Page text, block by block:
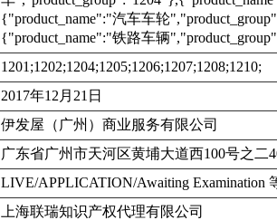
{"product_name":"汽车车轮
{"product_name":"铁路车辆
1201;1202;1204;1205;1206;1207;1208;1210;
2017年12月21日
伊发屋（广州）商业服务有限公司
广东省广州市天河区黄埔大道西100号之二
LIVE/APPLICATION/Awaiting Examination
上海联瑞知识产权代理有限公司